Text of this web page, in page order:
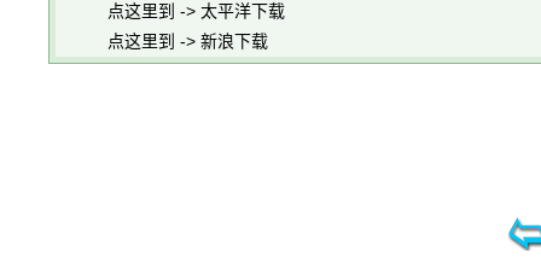
点这里到 -> 太平洋下载
点这里到 -> 新浪下载